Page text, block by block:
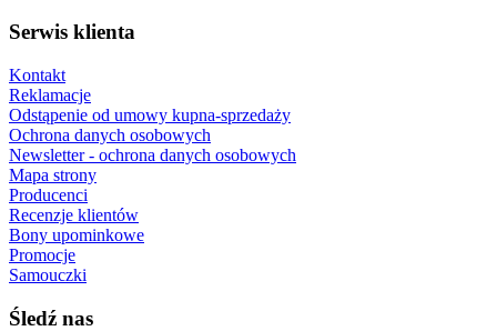
Serwis klienta
Kontakt
Reklamacje
Odstąpenie od umowy kupna-sprzedaży
Ochrona danych osobowych
Newsletter - ochrona danych osobowych
Mapa strony
Producenci
Recenzje klientów
Bony upominkowe
Promocje
Samouczki
Śledź nas